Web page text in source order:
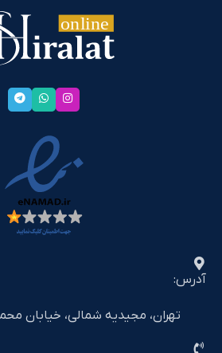
آدرس:
تهران، مجیدیه شمالی، خیابان